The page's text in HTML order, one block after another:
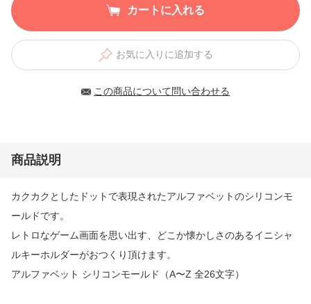
カートに入れる
お気に入りに追加する
この商品について問い合わせる
商品説明
カクカクとしたドットで表現されたアルファベットのシリコンモ
ールドです。
レトロなゲーム画面を思い出す、どこか懐かしさのあるイニシャ
ルキーホルダーがおつくり頂けます。
アルファベット シリコンモールド（A〜Z 全26文字）